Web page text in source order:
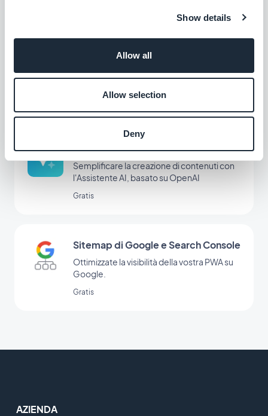
Show details
Allow all
Allow selection
Deny
Modalità Offline
anche senza connessione internet
Assistente AI
Semplificare la creazione di contenuti con
l'Assistente AI, basato su OpenAI
Gratis
Sitemap di Google e Search Console
Ottimizzate la visibilità della vostra PWA su
Google.
Gratis
AZIENDA